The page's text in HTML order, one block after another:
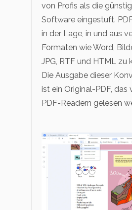
von Profis als die
Software eingestuft.
in der Lage, in und aus
Formaten wie Word,
JPG, RTF und HTML zu
Die Ausgabe dieser
ist ein Original-PDF, das
PDF-Readern gelesen